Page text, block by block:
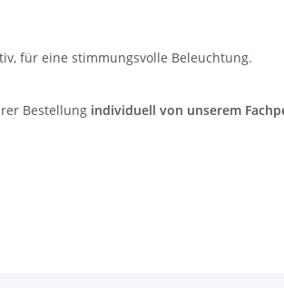
für eine stimmungsvolle Beleuchtung.
Bestellung individuell von unserem